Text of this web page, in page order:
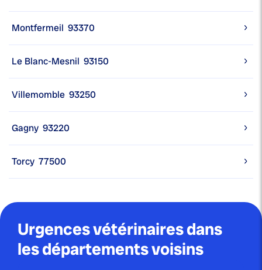
Montfermeil 93370
Le Blanc-Mesnil 93150
Villemomble 93250
Gagny 93220
Torcy 77500
Urgences vétérinaires dans
les départements voisins